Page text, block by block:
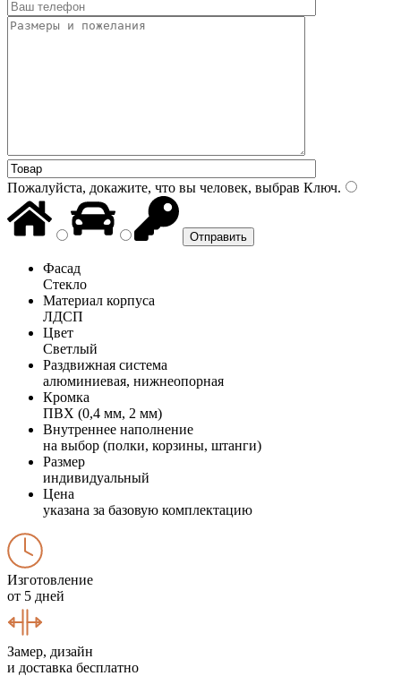
Пожалуйста, докажите, что вы человек, выбрав Ключ.
Фасад
Стекло
Материал корпуса
ЛДСП
Цвет
Светлый
Раздвижная система
алюминиевая, нижнеопорная
Кромка
ПВХ (0,4 мм, 2 мм)
Внутреннее наполнение
на выбор (полки, корзины, штанги)
Размер
индивидуальный
Цена
указана за базовую комплектацию
Изготовление
от 5 дней
Замер, дизайн
и доставка бесплатно